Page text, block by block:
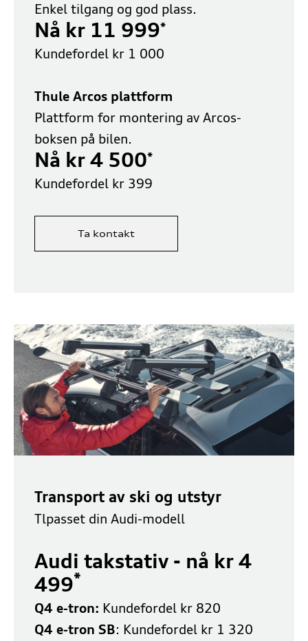
Enkel tilgang og god plass.
Nå kr 11 999*
Kundefordel kr 1 000
Thule Arcos plattform
Plattform for montering av Arcos-
boksen på bilen.
Nå kr 4 500*
Kundefordel kr 399
Ta kontakt
Transport av ski og utstyr
Tlpasset din Audi-modell
Audi takstativ - nå kr 4
499*
Q4 e-tron: Kundefordel kr 820
Q4 e-tron SB: Kundefordel kr 1 320